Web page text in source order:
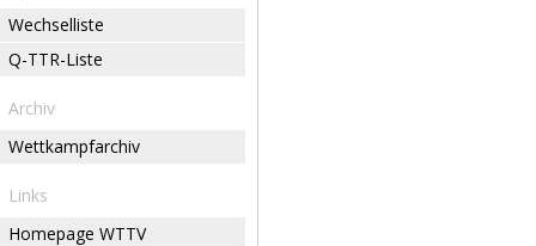
Wechselliste
Q-TTR-Liste
Archiv
Wettkampfarchiv
Links
Homepage WTTV